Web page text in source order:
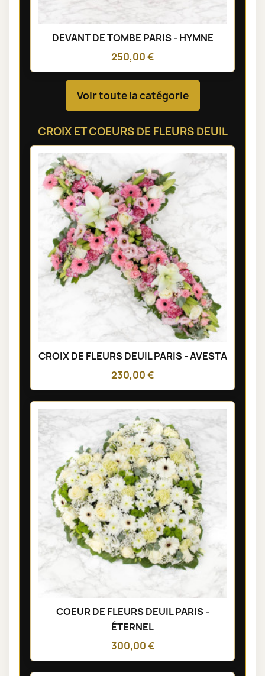
DEVANT DE TOMBE PARIS - HYMNE
250,00 €
Voir toute la catégorie
CROIX ET COEURS DE FLEURS DEUIL
CROIX DE FLEURS DEUIL PARIS - AVESTA
230,00 €
COEUR DE FLEURS DEUIL PARIS -
ÉTERNEL
300,00 €